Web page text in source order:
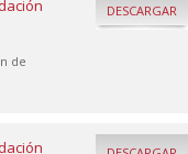
de
DESCARGAR